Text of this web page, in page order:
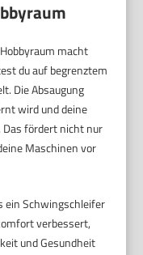
macht
du auf begrenztem
Die Absaugung
wird und deine
fördert nicht nur
Maschinen vor
ein Schwingschleifer
verbessert,
und Gesundheit